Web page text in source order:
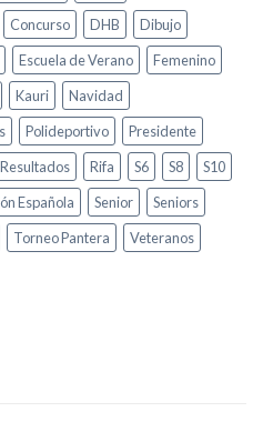
Concurso DHB
Dibujo
Escuela de Verano
Femenino
Kauri
Navidad
Polideportivo
Presidente
Resultados Rifa S6 S8
S10
Española Senior
Seniors
Torneo Pantera Veteranos